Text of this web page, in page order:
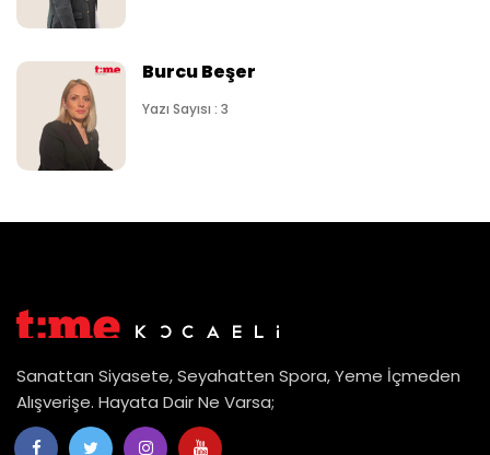
Burcu Beşer
Yazı Sayısı : 3
Sanattan Siyasete, Seyahatten Spora, Yeme İçmeden
Alışverişe. Hayata Dair Ne Varsa;